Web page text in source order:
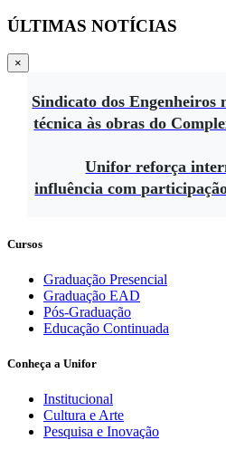
ÚLTIMAS NOTÍCIAS
×
Sindicato dos Engenheiros
técnica às obras do
Unifor reforça
influência com
Cursos
Graduação Presencial
Graduação EAD
Pós-Graduação
Educação Continuada
Conheça a Unifor
Institucional
Cultura e Arte
Pesquisa e Inovação